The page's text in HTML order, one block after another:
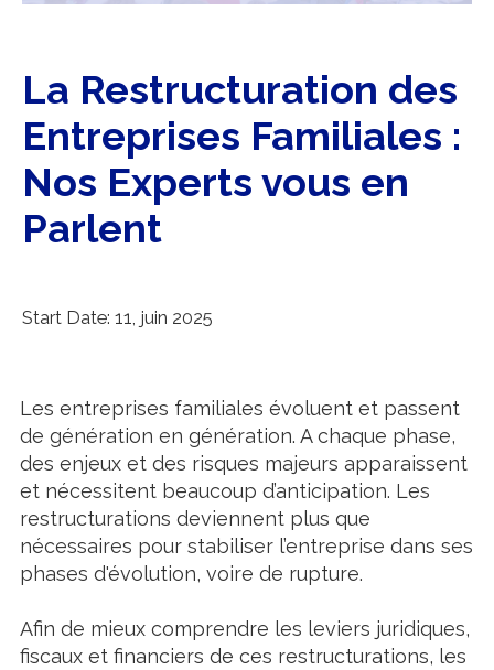
La Restructuration des
Entreprises Familiales :
Nos Experts vous en
Parlent
Start Date: 11, juin 2025
Les entreprises familiales évoluent et passent
de génération en génération. A chaque phase,
des enjeux et des risques majeurs apparaissent
et nécessitent beaucoup d’anticipation. Les
restructurations deviennent plus que
nécessaires pour stabiliser l’entreprise dans ses
phases d'évolution, voire de rupture.
Afin de mieux comprendre les leviers juridiques,
fiscaux et financiers de ces restructurations, les